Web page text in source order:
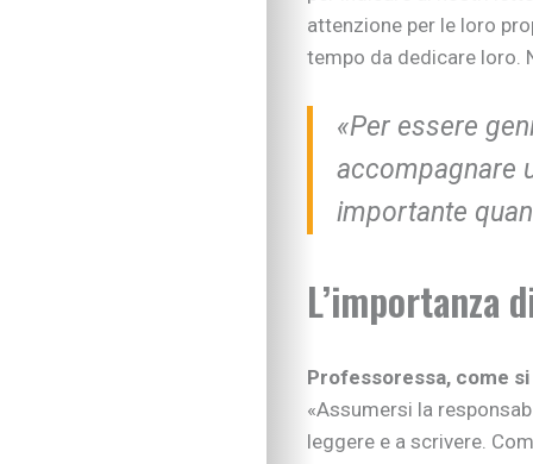
attenzione per le loro
tempo da dedicare loro.
«Per essere
accompagnare
importante
L’importanza
Professoressa, come
«Assumersi la
leggere e a scrivere.